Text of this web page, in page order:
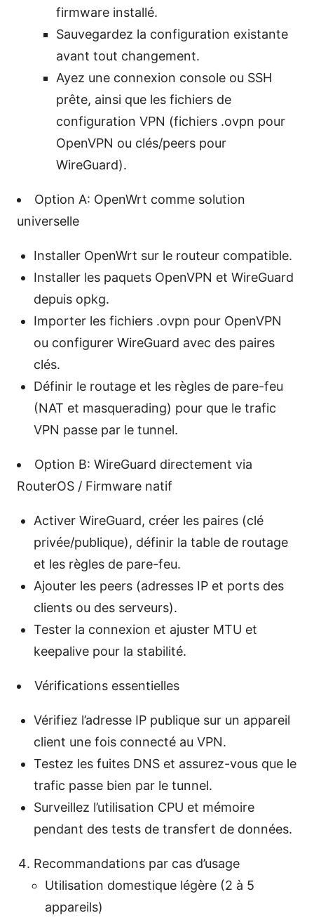
firmware installé.
Sauvegardez la configuration existante
avant tout changement.
Ayez une connexion console ou SSH
prête, ainsi que les fichiers de
configuration VPN (fichiers .ovpn pour
OpenVPN ou clés/peers pour
WireGuard).
Option A: OpenWrt comme solution
universelle
Installer OpenWrt sur le routeur compatible.
Installer les paquets OpenVPN et WireGuard
depuis opkg.
Importer les fichiers .ovpn pour OpenVPN
ou configurer WireGuard avec des paires
clés.
Définir le routage et les règles de pare-feu
(NAT et masquerading) pour que le trafic
VPN passe par le tunnel.
Option B: WireGuard directement via
RouterOS / Firmware natif
Activer WireGuard, créer les paires (clé
privée/publique), définir la table de routage
et les règles de pare-feu.
Ajouter les peers (adresses IP et ports des
clients ou des serveurs).
Tester la connexion et ajuster MTU et
keepalive pour la stabilité.
Vérifications essentielles
Vérifiez l’adresse IP publique sur un appareil
client une fois connecté au VPN.
Testez les fuites DNS et assurez-vous que le
trafic passe bien par le tunnel.
Surveillez l’utilisation CPU et mémoire
pendant des tests de transfert de données.
Recommandations par cas d’usage
Utilisation domestique légère (2 à 5
appareils)